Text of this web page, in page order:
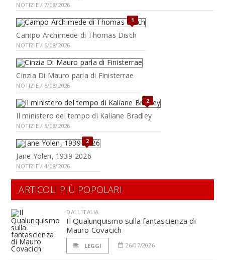
NOTIZIE / 7/08/2026
1
Campo Archimede di Thomas Disch
NOTIZIE / 6/08/2026
Cinzia Di Mauro parla di Finisterrae
NOTIZIE / 6/08/2026
2
Il ministero del tempo di Kaliane Bradley
NOTIZIE / 5/08/2026
2
Jane Yolen, 1939-2026
NOTIZIE / 4/08/2026
ARTICOLI PIÙ POPOLARI
DALL'ITALIA
Il Qualunquismo sulla fantascienza di
Mauro Covacich
LEGGI 26/07/2026